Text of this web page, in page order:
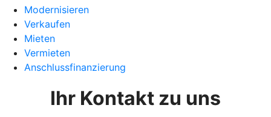
Modernisieren
Verkaufen
Mieten
Vermieten
Anschlussfinanzierung
Ihr Kontakt zu uns